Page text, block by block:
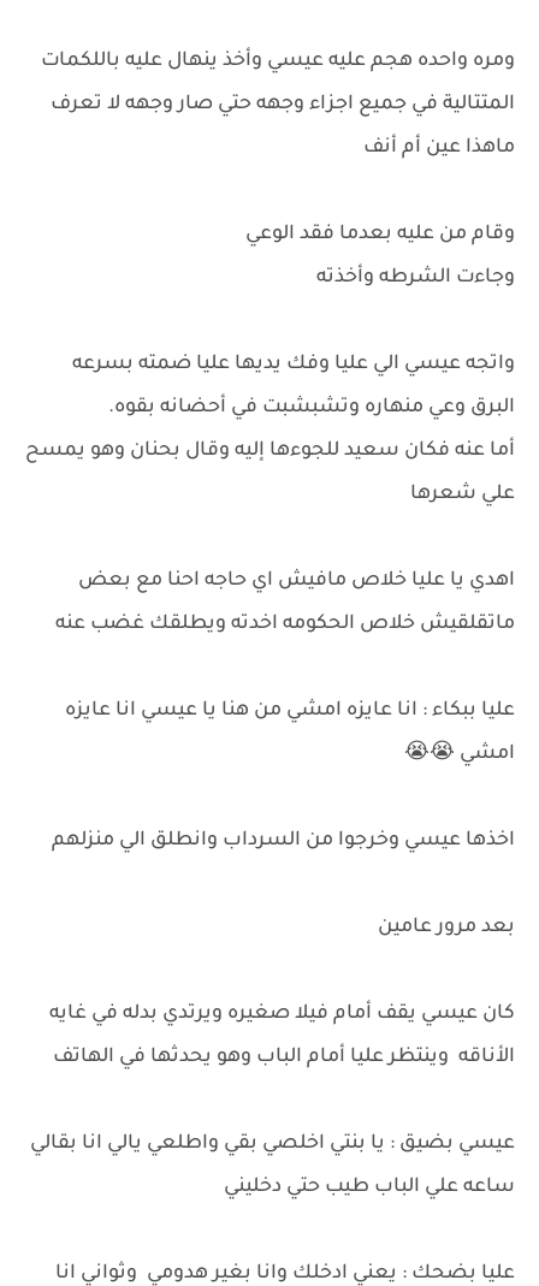
ومره واحده هجم عليه عيسي وأخذ ينهال عليه باللكمات
المتتالية في جميع اجزاء وجهه حتي صار وجهه لا تعرف
ماهذا عين أم أنف
وقام من عليه بعدما فقد الوعي
وجاءت الشرطه وأخذته
واتجه عيسي الي عليا وفك يديها عليا ضمته بسرعه
البرق وعي منهاره وتشبشبت في أحضانه بقوه.
أما عنه فكان سعيد للجوءها إليه وقال بحنان وهو يمسح
علي شعرها
اهدي يا عليا خلاص مافيش اي حاجه احنا مع بعض
ماتقلقيش خلاص الحكومه اخدته ويطلقك غضب عنه
عليا ببكاء : انا عايزه امشي من هنا يا عيسي انا عايزه
امشي 😭😭
اخذها عيسي وخرجوا من السرداب وانطلق الي منزلهم
بعد مرور عامين
كان عيسي يقف أمام فيلا صغيره ويرتدي بدله في غايه
الأناقه وينتظر عليا أمام الباب وهو يحدثها في الهاتف
عيسي بضيق : يا بنتي اخلصي بقي واطلعي يالي انا بقالي
ساعه علي الباب طيب حتي دخليني
عليا بضحك : يعني ادخلك وانا بغير هدومي وثواني انا